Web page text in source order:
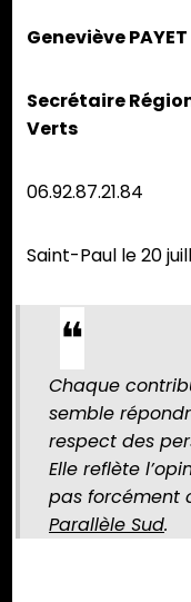
Geneviève PAYET
Secrétaire
Verts
06.92.87.21.84
Saint-Paul le 20
Chaque
semble
respect des
Elle reflète
pas forcément
Parallèle Sud.